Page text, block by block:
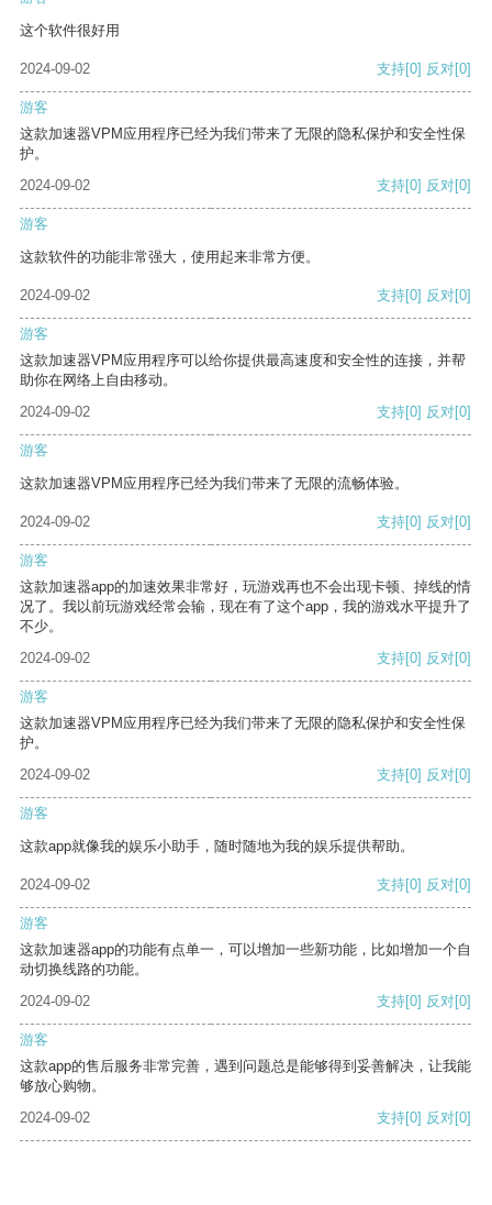
这个软件很好用
2024-09-02 支持[0] 反对[0]
游客
这款加速器VPM应用程序已经为我们带来了无限的隐私保护和安全性保
护。
2024-09-02
支持[0] 反对[0]
游客
这款软件的功能非常强大，使用起来非常方便。
2024-09-02 支持[0] 反对[0]
游客
这款加速器VPM应用程序可以给你提供最高速度和安全性的连接，并帮
助你在网络上自由移动。
2024-09-02
支持[0] 反对[0]
游客
这款加速器VPM应用程序已经为我们带来了无限的流畅体验。
2024-09-02 支持[0] 反对[0]
游客
这款加速器app的加速效果非常好，玩游戏再也不会出现卡顿、掉线的情
况了。我以前玩游戏经常会输，现在有了这个app，我的游戏水平提升了
不少。
2024-09-02
支持[0] 反对[0]
游客
这款加速器VPM应用程序已经为我们带来了无限的隐私保护和安全性保
护。
2024-09-02
支持[0] 反对[0]
游客
这款app就像我的娱乐小助手，随时随地为我的娱乐提供帮助。
2024-09-02 支持[0] 反对[0]
游客
这款加速器app的功能有点单一，可以增加一些新功能，比如增加一个自
动切换线路的功能。
2024-09-02
支持[0] 反对[0]
游客
这款app的售后服务非常完善，遇到问题总是能够得到妥善解决，让我能
够放心购物。
2024-09-02
支持[0] 反对[0]